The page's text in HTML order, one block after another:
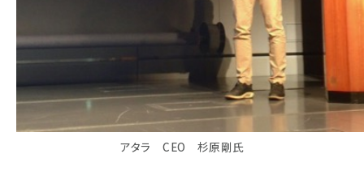
アタラ CEO 杉原剛氏